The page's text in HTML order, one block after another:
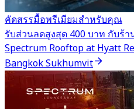
คัดสรรมื้อพรีเมียมสำหรับคุณ
Spectrum Rooftop at Hyatt
Bangkok Sukhumvit